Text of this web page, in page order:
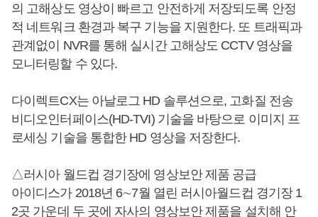
의 고해상도 영상이 빠르고 안전하게 저장되도록 안정
적 네트워크 환경과 복구 기능을 지원한다. 또 트래픽과
관계없이 NVR를 통해 실시간 고해상도 CCTV 영상을
모니터링할 수 있다.
다이렉트CX는 아날로그 HD 솔루션으로, 고화질 전송
비디오인터페이스(HD-TVI) 기술을 바탕으로 이미지 프
로세싱 기술을 통합한 HD 영상을 저장한다.
△러시아 월드컵 경기장에 영상보안 제품 공급
아이디스가 2018년 6∼7월 열린 러시아월드컵 경기장 1
2곳 가운데 두 곳에 자사의 영상보안 제품을 설치해 안